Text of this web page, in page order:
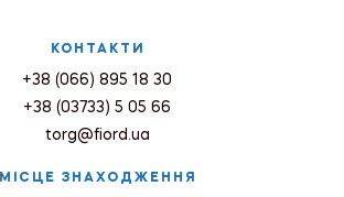
КОНТАКТИ
+38 (066) 895 18 30
+38 (03733) 5 05 66
torg@fiord.ua
МІСЦЕ ЗНАХОДЖЕННЯ